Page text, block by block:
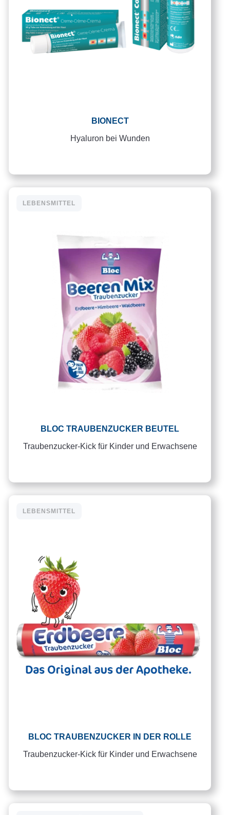
BIONECT
Hyaluron bei Wunden
LEBENSMITTEL
BLOC TRAUBENZUCKER BEUTEL
Traubenzucker-Kick für Kinder und Erwachsene
LEBENSMITTEL
BLOC TRAUBENZUCKER IN DER ROLLE
Traubenzucker-Kick für Kinder und Erwachsene